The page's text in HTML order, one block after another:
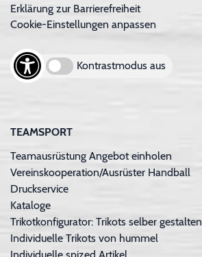
Erklärung zur Barrierefreiheit
Cookie-Einstellungen anpassen
Kontrastmodus aus
TEAMSPORT
Teamausrüstung Angebot einholen
Vereinskooperation/Ausrüster Handball
Druckservice
Kataloge
Trikotkonfigurator: Trikots selber gestalten
Individuelle Trikots von hummel